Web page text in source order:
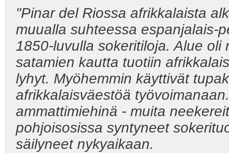
"Pinar del Riossa afrikkalaista
muualla suhteessa espanjalais-
1850-luvulla sokeritiloja. Alue
satamien kautta tuotiin
lyhyt. Myöhemmin käyttivät
afrikkalaisväestöä
ammattimiehinä - muita
pohjoisosissa syntyneet
säilyneet nykyaikaan.